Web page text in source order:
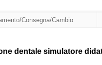
Consegna/Cambio
dentale simulatore